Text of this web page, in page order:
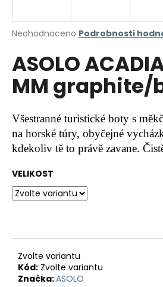
Průměrné
produktu
je
0,0
hvězdiček.
Neohodnoceno Podrobnosti
ASOLO
MM graphite/
Všestranné turistické boty s
na horské túry, obyčejné
kdekoliv tě to právě zavane.
VELIKOST
Zvolte variantu
Kód: Zvolte variantu
Značka:ASOLO
j
t
?
HLEDAT
D
o
r
u
č
u